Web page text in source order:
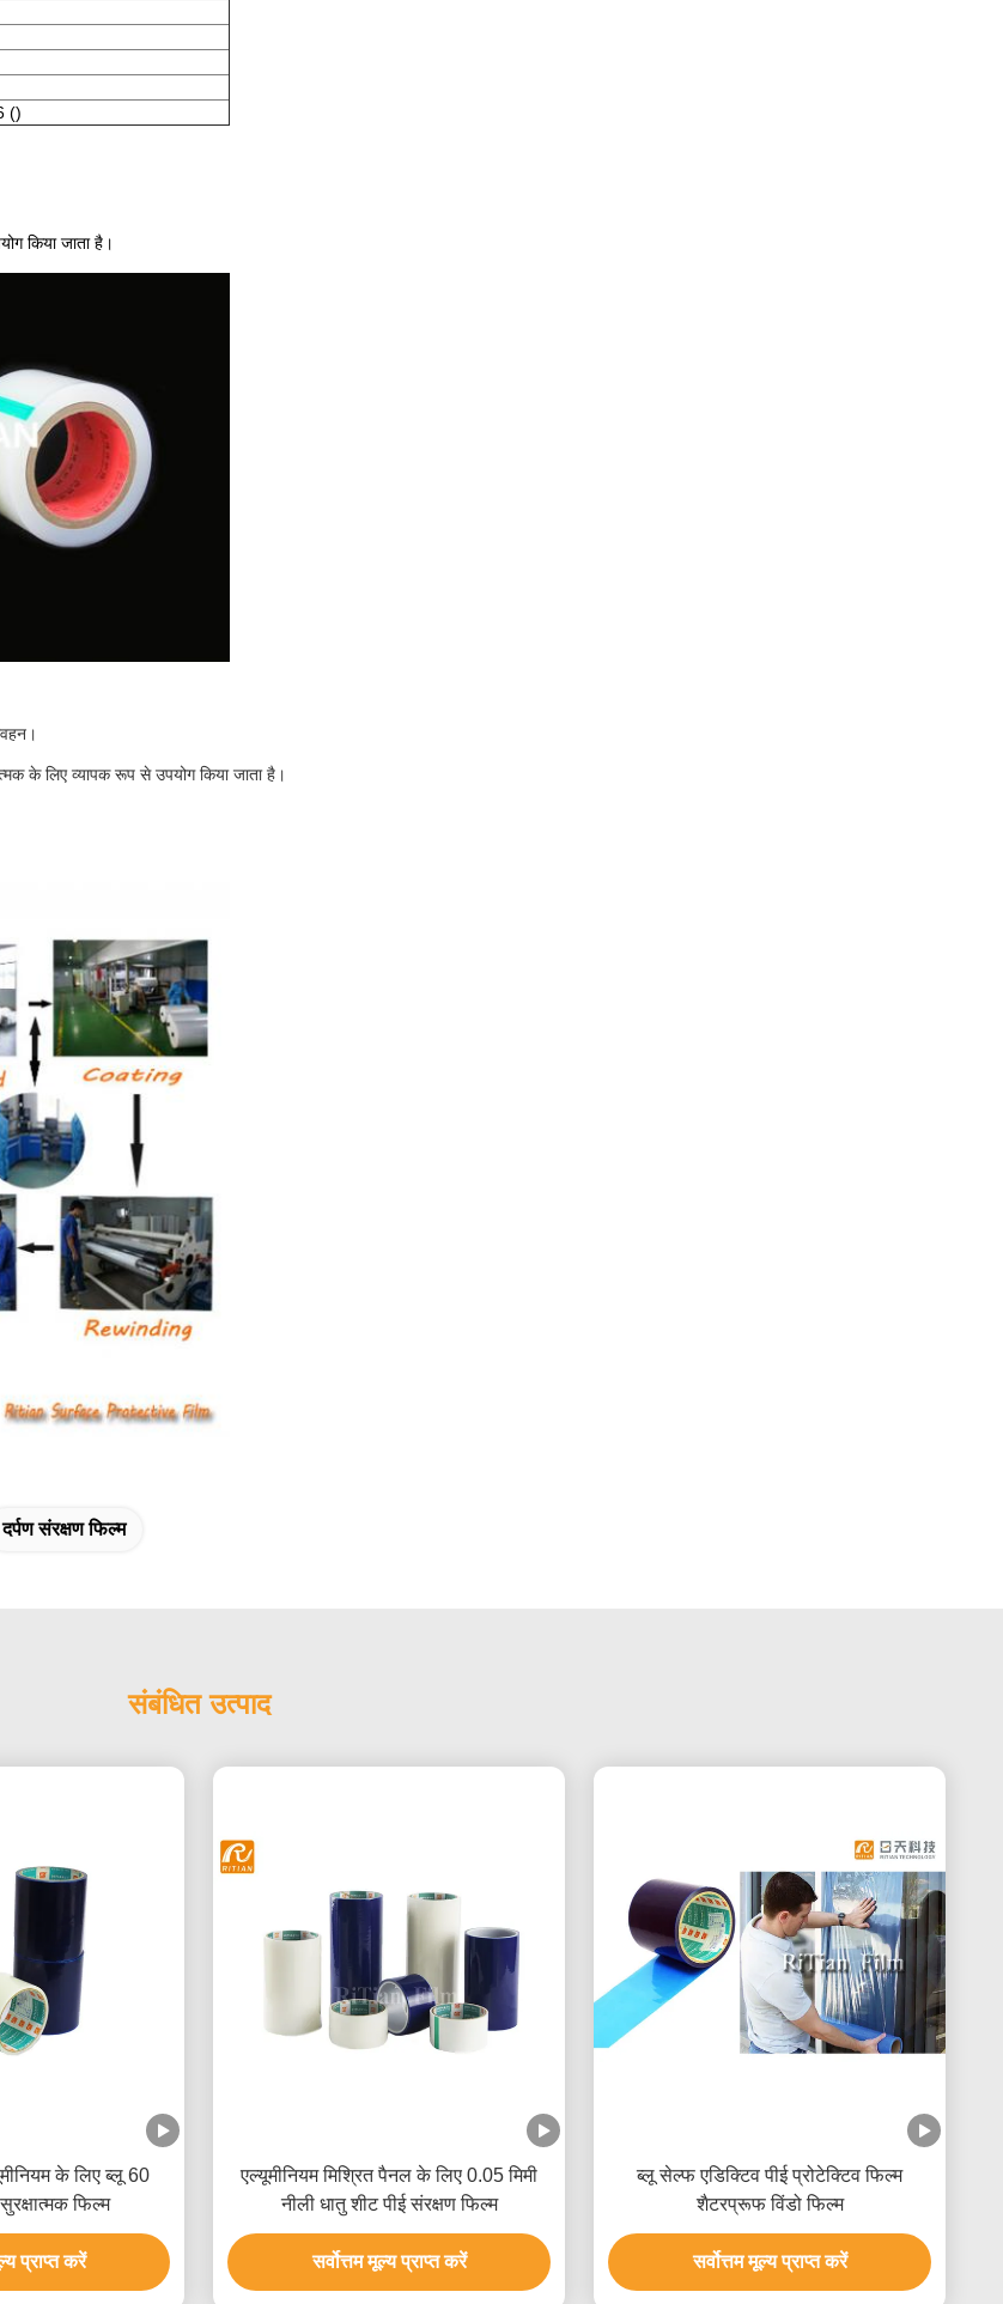
()
किया जाता है।
के लिए व्यापक रूप से उपयोग किया जाता है।
दर्पण संरक्षण फिल्म
संबंधित उत्पाद
के लिए ब्लू 60
फिल्म
प्राप्त करें
एल्यूमीनियम मिश्रित पैनल के लिए 0.05 मिमी
नीली धातु शीट पीई संरक्षण फिल्म
सर्वोत्तम मूल्य प्राप्त करें
ब्लू सेल्फ एडिक्टिव पीई प्रोटेक्टिव फिल्म
शैटरप्रूफ विंडो फिल्म
सर्वोत्तम मूल्य प्राप्त करें